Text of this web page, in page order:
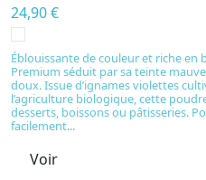
24,90 €
Éblouissante de couleur et riche en
Premium séduit par sa teinte
doux. Issue d’ignames violettes
l’agriculture biologique, cette
desserts, boissons ou pâtisseries.
facilement...
Voir